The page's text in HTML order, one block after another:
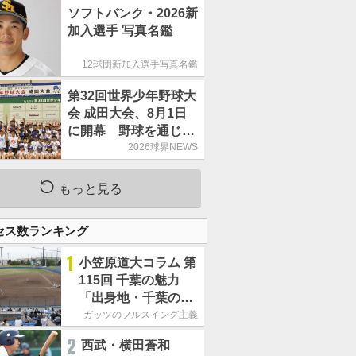
ソフトバンク・2026新
加入選手 写真名鑑
12球団新加入選手写真名鑑
第32回世界少年野球大
会 成田大会、8月1日
に開幕 野球を通じた
国際交流&友情の輪
2026球界NEWS
もっと見る
ス数ランキング
1 小笠原道大コラム 第
115回 千葉の魅力
「出身地・千葉の話
の続き。昔から野球
す」
ガッツのフルスイング主義
2 西武・横田蒼和